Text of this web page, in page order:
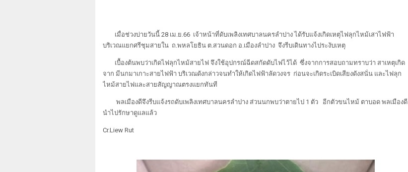
เมื่อช่วงบ่ายวันนี้ 28 เม.ย.66 เจ้าหน้าที่ดับเพลิงเทศบาลนครลำปาง ได้รับแจ้งเกิดเหตุไฟลุกไหม้เสาไฟฟ้า
บริเวณแยกศรีชุมสายใน ถ.พหลโยธิน ต.สวนดอก อ.เมืองลำปาง จึงรีบเดินทางไประงับเหตุ
เบื้องต้นพบว่าเกิดไฟลุกไหม้สายไฟ จึงใช้อุปกรณ์ฉีดสกัดดับไฟไว้ได้ ซึ่งจากการสอบถามทราบว่า สาเหตุเกิด
จาก มีนกมาเกาะสายไฟฟ้า บริเวณดังกล่าวจนทำให้เกิดไฟฟ้าลัดวงจร ก่อนจะเกิดระเบิดเสียงดังสนั่น และไฟลุก
ไหม้สายไฟและสายสัญญาณตรงแยกทันที
พลเมืองดีจึงรีบแจ้งรถดับเพลิงเทศบาลนครลำปาง ส่วนนกพบว่าตายไป 1 ตัว อีกตัวขนไหม้ ตาบอด พลเมืองดี
นำไปรักษาดูแลแล้ว
Cr.Liew Rut